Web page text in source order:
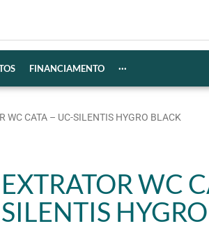
FINANCIAMENTO ···
WC CATA – UC-SILENTIS HYGRO BLACK
EXTRATOR WC
SILENTIS